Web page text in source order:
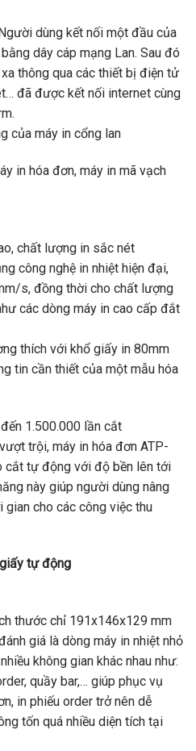
dùng kết nối một đầu của
dây cáp mạng Lan. Sau đó
thông qua các thiết bị điện tử
đã được kết nối internet cùng
của máy in cổng lan
in hóa đơn, máy in mã vạch
chất lượng in sắc nét
công nghệ in nhiệt hiện đại,
s, đồng thời cho chất lượng
các dòng máy in cao cấp đắt
thích với khổ giấy in 80mm
tin cần thiết của một mẫu hóa
1.500.000 lần cắt
trội, máy in hóa đơn ATP-
cắt tự động với độ bền lên tới
này giúp người dùng nâng
cho các công việc thu
tự động
thước chỉ 191x146x129 mm
giá là dòng máy in nhiệt nhỏ
không gian khác nhau như:
quầy bar,… giúp phục vụ
in phiếu order trở nên dễ
tốn quá nhiều diện tích tại